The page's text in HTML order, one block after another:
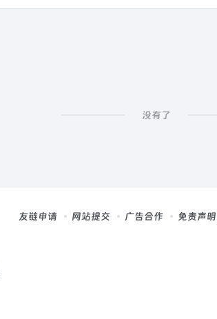
没有了
友链申请 网站提交 广告合作 免责声明